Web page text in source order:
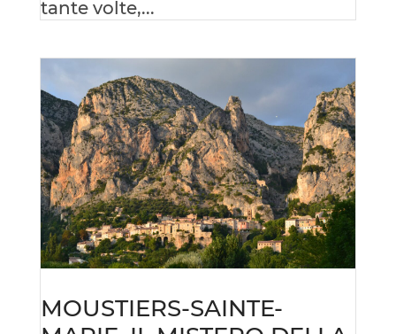
tante volte,...
MOUSTIERS-SAINTE-